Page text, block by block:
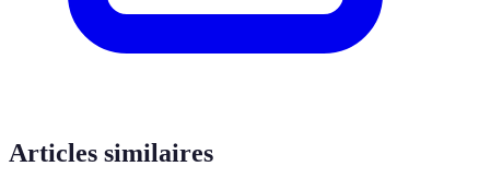
Articles similaires